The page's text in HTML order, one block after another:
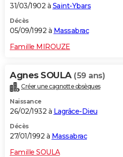
31/03/1902 à Saint-Ybars
Décès
05/09/1992 à Massabrac
Famille MIROUZE
Agnes SOULA (59 ans)
Créer une cagnotte obsèques
Naissance
26/02/1932 à Lagrâce-Dieu
Décès
27/01/1992 à Massabrac
Famille SOULA